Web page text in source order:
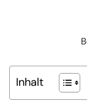
Inhalt